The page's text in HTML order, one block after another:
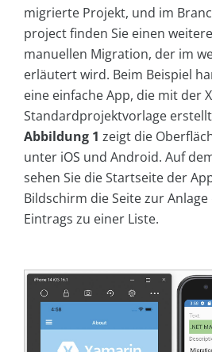
migrierte Projekt, und im
project finden Sie einen
manuellen Migration, der im
erläutert wird. Beim Beispiel
eine einfache App, die mit der
Standardprojektvorlage
Abbildung 1 zeigt die
unter iOS und Android. Auf
sehen Sie die Startseite der
Bildschirm die Seite zur
Eintrags zu einer Liste.